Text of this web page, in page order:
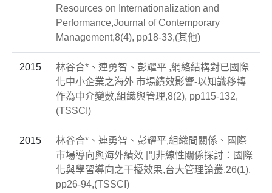
Resources on Internationalization and
Performance,Journal of Contemporary
Management,8(4), pp18-33,(其他)
2015
林谷合*、連勇智、彭耀平 ,網絡結構對已國際
化中小企業之海外 市場績效影響-以知識移轉
作為中介變數,組織與管理,8(2), pp115-132,
(TSSCI)
2015
林谷合*、連勇智、彭耀平,組織間關係、國際
市場導向與海外績效 間非線性關係探討：國際
化與學習導向之干擾效果,台大管理論叢,26(1),
pp26-94,(TSSCI)